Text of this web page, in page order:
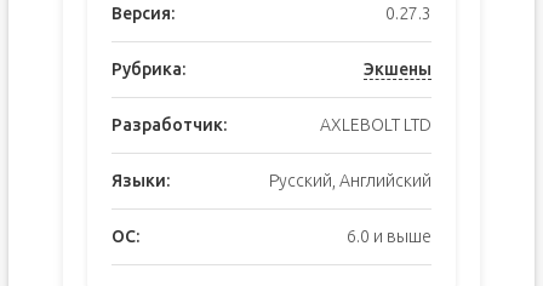
Версия: 0.27.3
Рубрика: Экшены
Разработчик: AXLEBOLT LTD
Языки: Русский, Английский
ОС: 6.0 и выше